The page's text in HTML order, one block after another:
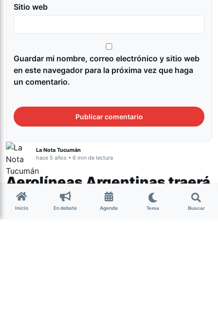
Sitio web
Guardar mi nombre, correo electrónico y sitio web
en este navegador para la próxima vez que haga
un comentario.
La Nota Tucumán
hace 5 años • 6 min de lectura
Aerolíneas Argentinas traerá
un millón de dosis de la
vacuna Sinopharm desde
Inicio En debate Agenda Tema Buscar